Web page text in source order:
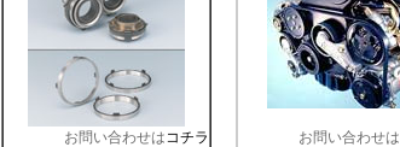
お問い合わせはコチラ お問い合わせは